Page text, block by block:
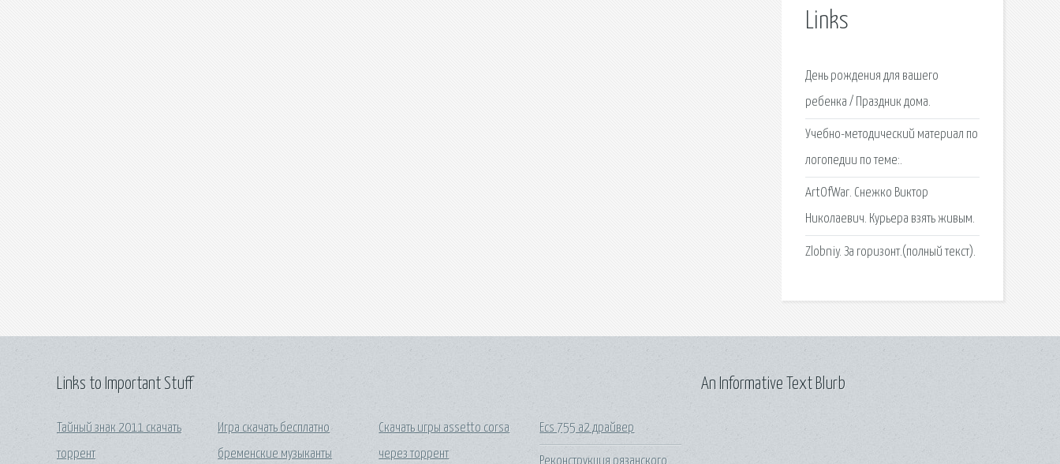
Links
День рождения для вашего
ребенка / Праздник дома.
Учебно-методический материал по
логопедии по теме:.
ArtOfWar. Снежко Виктор
Николаевич. Курьера взять живым.
Zlobniy. За горизонт.(полный текст).
Links to Important Stuff
Тайный знак 2011 скачать
торрент
Игра скачать бесплатно
бременские музыканты
Скачать игры assetto corsa
через торрент
Ecs 755 a2 драйвер
An Informative Text Blurb